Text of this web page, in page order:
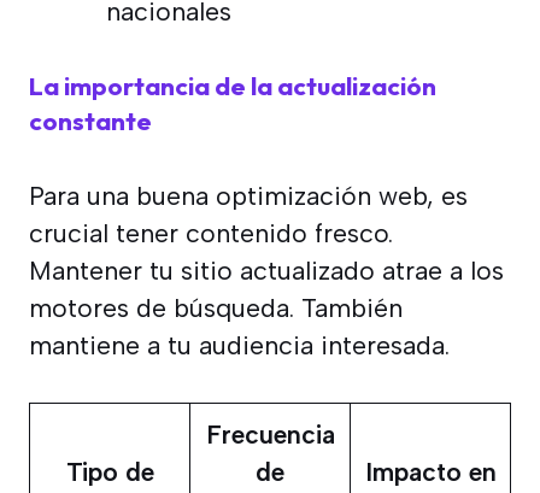
nacionales
La importancia de la actualización
constante
Para una buena optimización web, es
crucial tener contenido fresco.
Mantener tu sitio actualizado atrae a los
motores de búsqueda. También
mantiene a tu audiencia interesada.
Tipo de
Frecuencia
de
Impacto en